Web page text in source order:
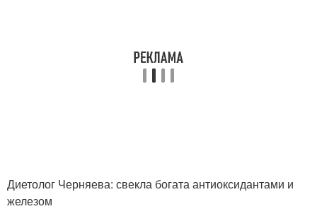
Диетолог Черняева: свекла богата антиоксидантами и
железом